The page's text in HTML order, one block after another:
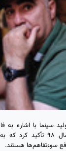
سینما با اشاره به
مدیران سینمایی طی سال ۹۸
سوءتفاهم‌ها هستند.